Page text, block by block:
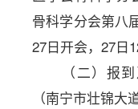
骨科学分会第八
27日开会，27日
（二）报
（南宁市壮锦大